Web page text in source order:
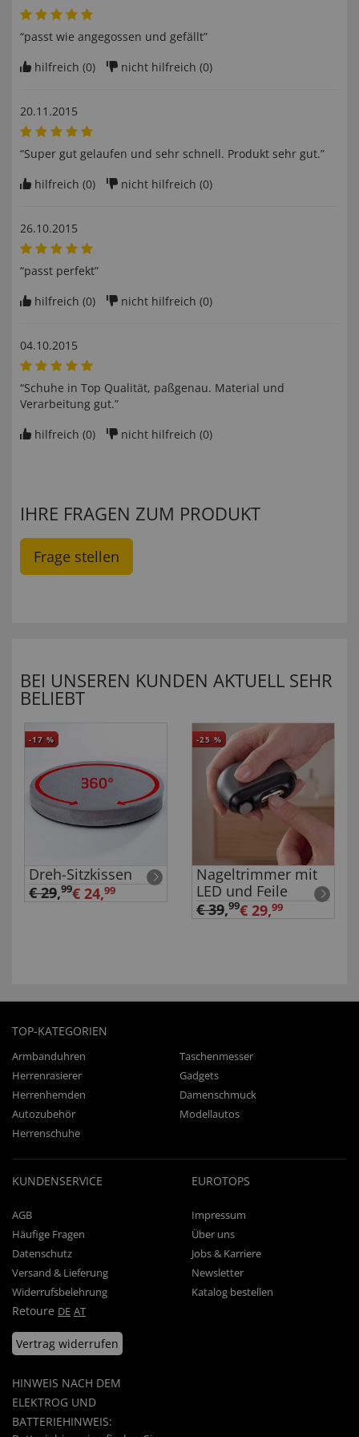
“passt wie angegossen und gefällt”
hilfreich (0) nicht hilfreich (0)
20.11.2015
“Super gut gelaufen und sehr schnell. Produkt sehr gut.”
hilfreich (0) nicht hilfreich (0)
26.10.2015
“passt perfekt”
hilfreich (0) nicht hilfreich (0)
04.10.2015
“Schuhe in Top Qualität, paßgenau. Material und
Verarbeitung gut.”
hilfreich (0) nicht hilfreich (0)
IHRE FRAGEN ZUM PRODUKT
Frage stellen
BEI UNSEREN KUNDEN AKTUELL SEHR
BELIEBT
-17 %
Dreh-Sitzkissen
€ 29,99€ 24,99
-25 %
Nageltrimmer mit
LED und Feile
€ 39,99€ 29,99
TOP-KATEGORIEN
Armbanduhren
Taschenmesser
Herrenrasierer
Gadgets
Herrenhemden
Damenschmuck
Autozubehör
Modellautos
Herrenschuhe
KUNDENSERVICE
AGB
Häufige Fragen
Datenschutz
Versand & Lieferung
Widerrufsbelehrung
Retoure DE AT
Vertrag widerrufen
HINWEIS NACH DEM
ELEKTROG UND
BATTERIEHINWEIS:
EUROTOPS
Impressum
Über uns
Jobs & Karriere
Newsletter
Katalog bestellen